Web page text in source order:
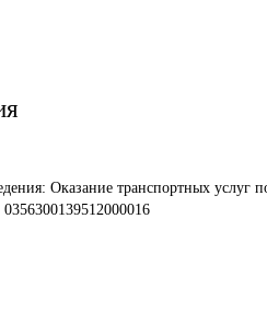
Оказание транспортных услуг
0356300139512000016